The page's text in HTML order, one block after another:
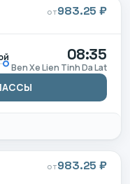
ОТ983.25 ₽
08:35
Ben Xe Lien Tinh Da Lat
ОТ983.25 ₽